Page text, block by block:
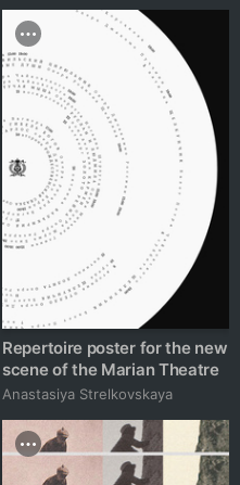
Repertoire poster for the new
scene of the Marian Theatre
Anastasiya Strelkovskaya